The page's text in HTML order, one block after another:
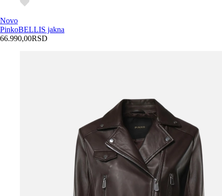
Novo
PinkoBELLIS jakna
66.990,00RSD